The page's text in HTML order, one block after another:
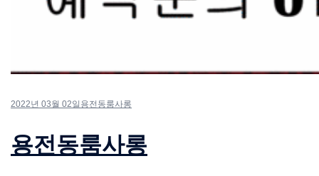
2022년 03월 02일 용전동룸사롱
용전동룸사롱